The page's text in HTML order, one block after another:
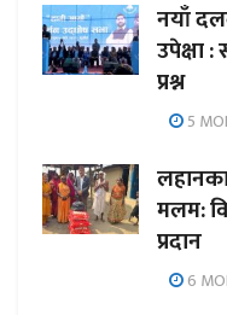
नयाँ
उपेक्षा
प्रश्न
5
मलम:
प्रदान
6